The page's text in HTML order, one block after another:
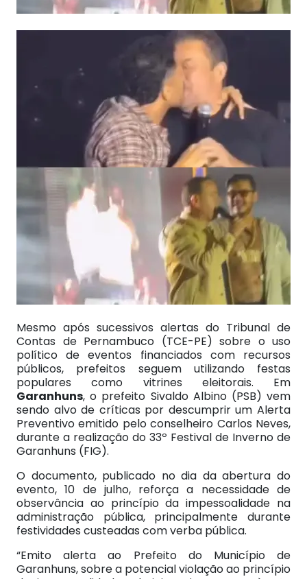
Mesmo após sucessivos alertas do Tribunal de
Contas de Pernambuco (TCE-PE) sobre o uso
político de eventos financiados com recursos
públicos, prefeitos seguem utilizando festas
populares como vitrines eleitorais. Em
Garanhuns, o prefeito Sivaldo Albino (PSB) vem
sendo alvo de críticas por descumprir um Alerta
Preventivo emitido pelo conselheiro Carlos Neves,
durante a realização do 33º Festival de Inverno de
Garanhuns (FIG).
O documento, publicado no dia da abertura do
evento, 10 de julho, reforça a necessidade de
observância ao princípio da impessoalidade na
administração pública, principalmente durante
festividades custeadas com verba pública.
“Emito alerta ao Prefeito do Município de
Garanhuns, sobre a potencial violação ao princípio